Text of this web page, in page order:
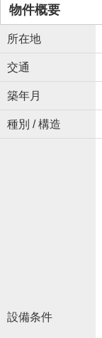
物件概要
所在地
交通
築年月
種別 / 構造
設備条件